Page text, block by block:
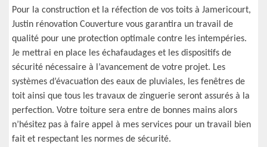
Pour la construction et la réfection de vos toits à Jamericourt,
Justin rénovation Couverture vous garantira un travail de
qualité pour une protection optimale contre les intempéries.
Je mettrai en place les échafaudages et les dispositifs de
sécurité nécessaire à l’avancement de votre projet. Les
systèmes d’évacuation des eaux de pluviales, les fenêtres de
toit ainsi que tous les travaux de zinguerie seront assurés à la
perfection. Votre toiture sera entre de bonnes mains alors
n’hésitez pas à faire appel à mes services pour un travail bien
fait et respectant les normes de sécurité.